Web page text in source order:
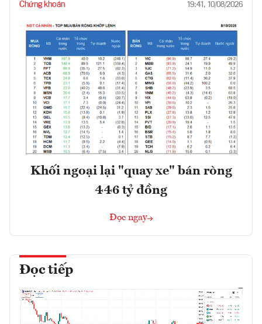
Chứng khoán 19:41, 10/08/2026
Khối ngoại lại "quay xe" bán ròng
446 tỷ đồng
Đọc ngay
Đọc tiếp